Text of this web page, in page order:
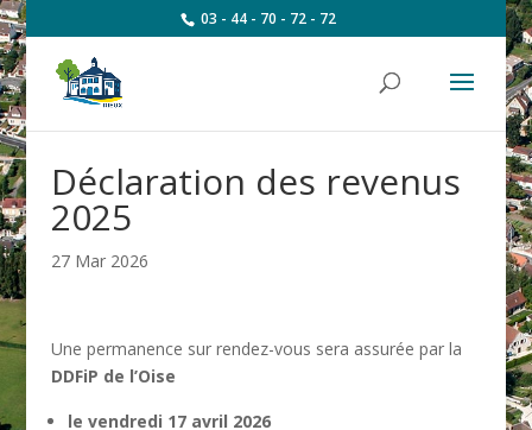
03 - 44 - 70 - 72 - 72
Déclaration des revenus
2025
27 Mar 2026
Une permanence sur rendez-vous sera assurée par la
DDFiP de l’Oise
le vendredi 17 avril 2026